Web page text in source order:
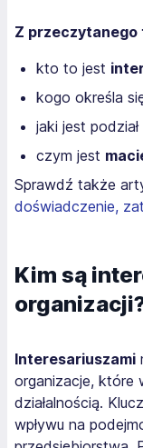
Z przeczytanego
kto to jest
kogo określa
jaki jest podział
czym jest
Sprawdź także
doświadczenie,
Kim są
Interesariuszami
organizacje, które
działalnością.
wpływu na